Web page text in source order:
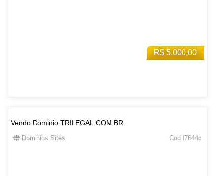
R$ 5.000,00
Vendo Dominio TRILEGAL.COM.BR
Dominios Sites Cod f7644c